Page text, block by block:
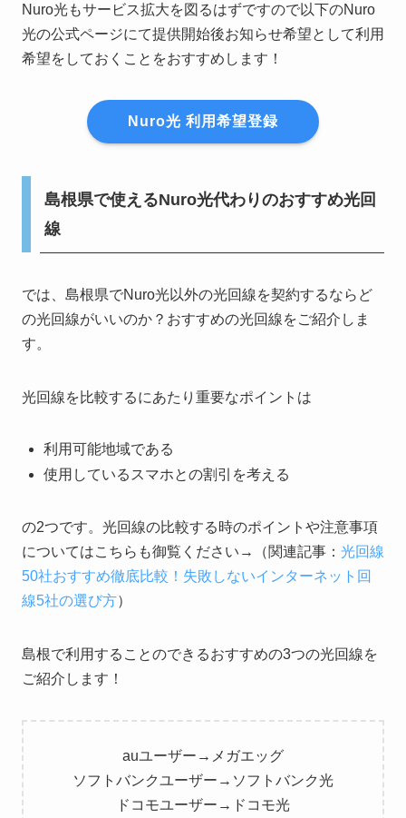
Nuro光もサービス拡大を図るはずですので以下のNuro
光の公式ページにて提供開始後お知らせ希望として利用
希望をしておくことをおすすめします！
Nuro光 利用希望登録
島根県で使えるNuro光代わりのおすすめ光回
線
では、島根県でNuro光以外の光回線を契約するならど
の光回線がいいのか？おすすめの光回線をご紹介しま
す。
光回線を比較するにあたり重要なポイントは
利用可能地域である
使用しているスマホとの割引を考える
の2つです。光回線の比較する時のポイントや注意事項
についてはこちらも御覧ください→（関連記事： 光回線
50社おすすめ徹底比較！失敗しないインターネット回
線5社の選び方）
島根で利用することのできるおすすめの3つの光回線を
ご紹介します！
auユーザー→メガエッグ
ソフトバンクユーザー→ソフトバンク光
ドコモユーザー→ドコモ光